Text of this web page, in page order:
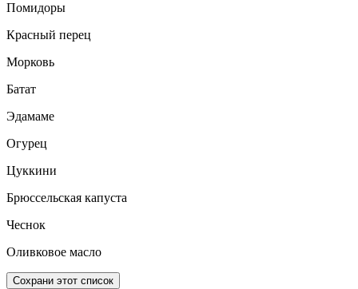
Помидоры
Красный перец
Морковь
Батат
Эдамаме
Огурец
Цуккини
Брюссельская капуста
Чеснок
Оливковое масло
Сохрани этот список